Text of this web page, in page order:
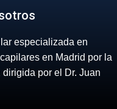
especializada en
en Madrid por la
por el Dr. Juan